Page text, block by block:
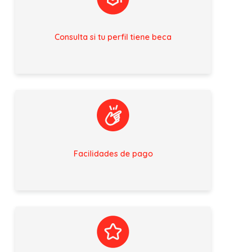
Consulta si tu perfil tiene beca
Facilidades de pago